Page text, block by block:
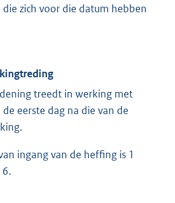
zich voor die datum hebben
treedt in werking met
eerste dag na die van de
ingang van de heffing is 1